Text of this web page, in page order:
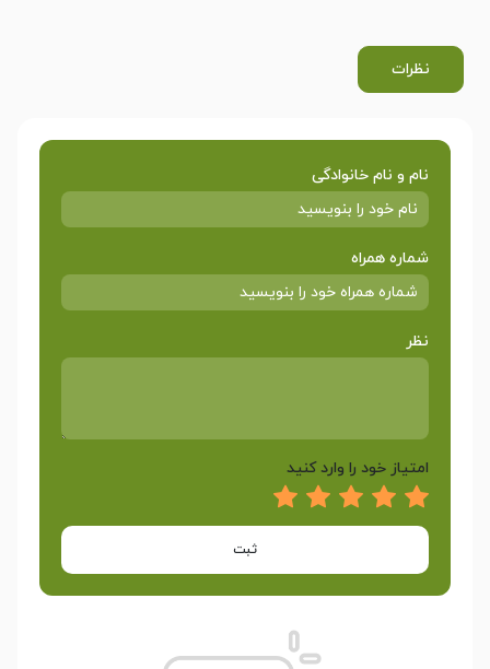
نظرات
نام و نام خانوادگی
شماره همراه
نظر
امتیاز خود را وارد کنید
ثبت